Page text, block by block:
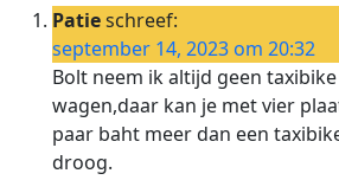
Patieschreef:
september 14, 2023 om 20:32
Bolt neem ik altijd geen
wagen,daar kan je met vier
paar baht meer dan een
droog.